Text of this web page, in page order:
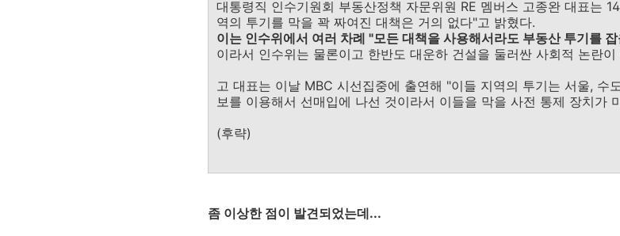
대통령직 인수기원회 부동산정책 자문위원 RE 멤버스 고종완 대표는
역의 투기를 막을 꽉 짜여진 대책은 거의 없다"고 밝혔다.
이는 인수위에서 여러 차례 "모든 대책을 사용해서라도 부동산 투기를
이라서 인수위는 물론이고 한반도 대운하 건설을 둘러싼 사회적 논란이
고 대표는 이날 MBC 시선집중에 출연해 "이들 지역의 투기는 서울, 수
보를 이용해서 선매입에 나선 것이라서 이들을 막을 사전 통제 장치가
(후략)
좀 이상한 점이 발견되었는데...